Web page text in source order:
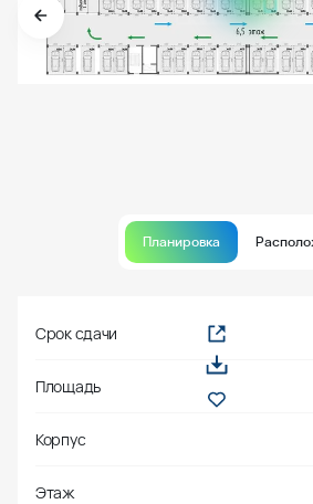
Планировка
Срок сдачи
Площадь
Корпус
Этаж